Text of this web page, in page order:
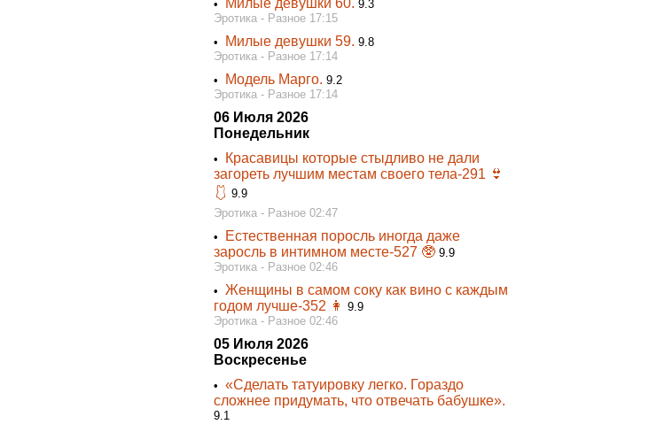
• Милые девушки 60. 9.3
Эротика - Разное 17:15
•
Милые девушки 59. 9.8
Эротика - Разное 17:14
•
Модель Марго. 9.2
Эротика - Разное 17:14
06 Июля 2026
Понедельник
•
Красавицы которые стыдливо не дали
загореть лучшим местам своего тела-291 👙
🩱 9.9
Эротика - Разное 02:47
•
Естественная поросль иногда даже
заросль в интимном месте-527 🥸 9.9
Эротика - Разное 02:46
• Женщины в самом соку как вино с каждым
годом лучше-352 👩‍ 9.9
Эротика - Разное 02:46
05 Июля 2026
Воскресенье
• «Сделать татуировку легко. Гораздо
сложнее придумать, что отвечать бабушке».
9.1